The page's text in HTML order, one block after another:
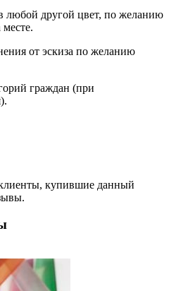
любой другой цвет, по желанию
от эскиза по желанию
граждан (при
купившие данный